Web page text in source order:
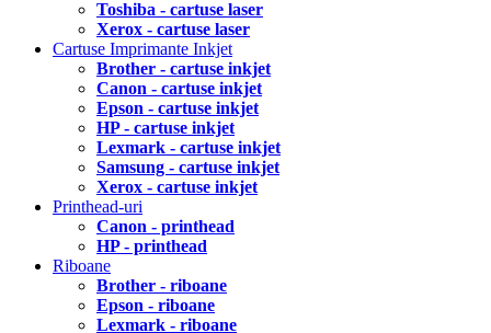
Toshiba - cartuse laser
Xerox - cartuse laser
Cartuse Imprimante Inkjet
Brother - cartuse inkjet
Canon - cartuse inkjet
Epson - cartuse inkjet
HP - cartuse inkjet
Lexmark - cartuse inkjet
Samsung - cartuse inkjet
Xerox - cartuse inkjet
Printhead-uri
Canon - printhead
HP - printhead
Riboane
Brother - riboane
Epson - riboane
Lexmark - riboane